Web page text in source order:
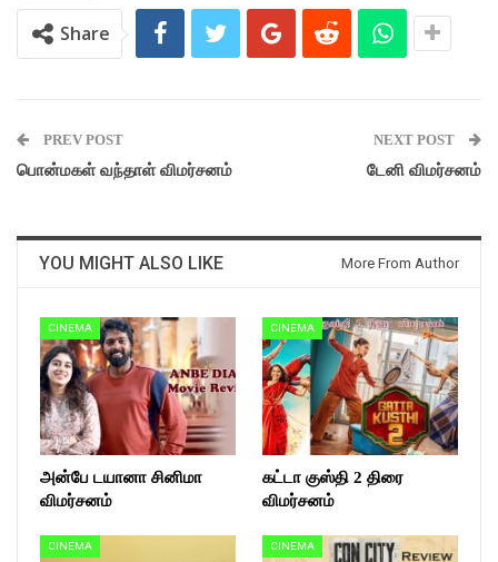
Share
PREV POST
பொன்மகள் வந்தாள் விமர்சனம்
NEXT POST
டேனி விமர்சனம்
YOU MIGHT ALSO LIKE More From Author
CINEMA
அன்பே டயானா சினிமா
விமர்சனம்
CINEMA
கட்டா குஸ்தி 2 திரை
விமர்சனம்
CINEMA CINEMA